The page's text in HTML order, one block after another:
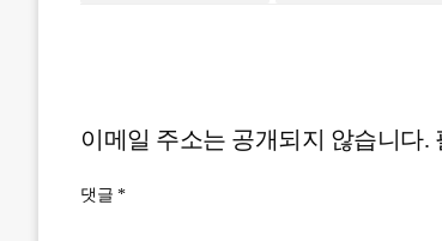
이메일 주소는 공개되지 않습니다.
댓글 *